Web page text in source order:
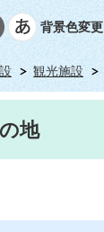
背景色変更
観光施設
地